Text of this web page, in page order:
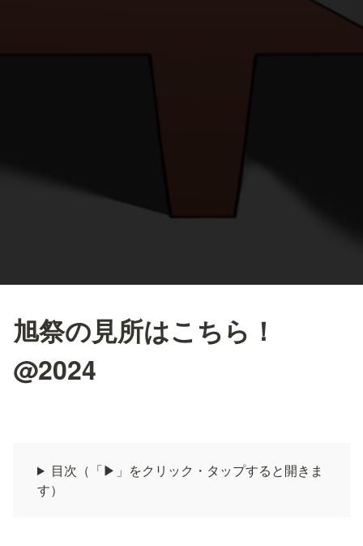
旭祭の見所はこちら！
@2024
目次（「▶」をクリック・タップすると開きま
す）